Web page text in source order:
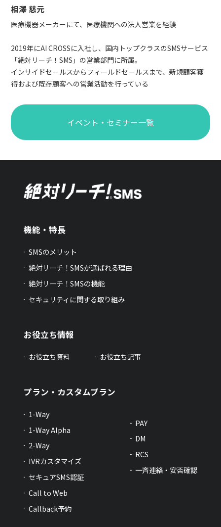
相澤 慈元
医療機器メーカーにて、医療機関への法人営業を経験
2019年にAI CROSSに入社し、国内トップクラスのSMSサービス
「絶対リーチ！SMS」の営業部門に所属。
インサイドセールスからフィールドセールスまで、新規顧客獲
得および既存顧客への営業活動を行っている
イベント・セミナー一覧
機能・特長
SMSのメリット
絶対リーチ！SMSが選ばれる理由
絶対リーチ！SMSの機能
セキュリティに関する取り組み
お役立ち情報
お役立ち資料 お役立ち記事
プラン・カスタムプラン
1-Way
1-Way Alpha
2-Way
IVRカスタマイズ
セキュアSMS認証
Call to Web
Callback予約
PAY
DM
RCS
一斉連絡・安否確認